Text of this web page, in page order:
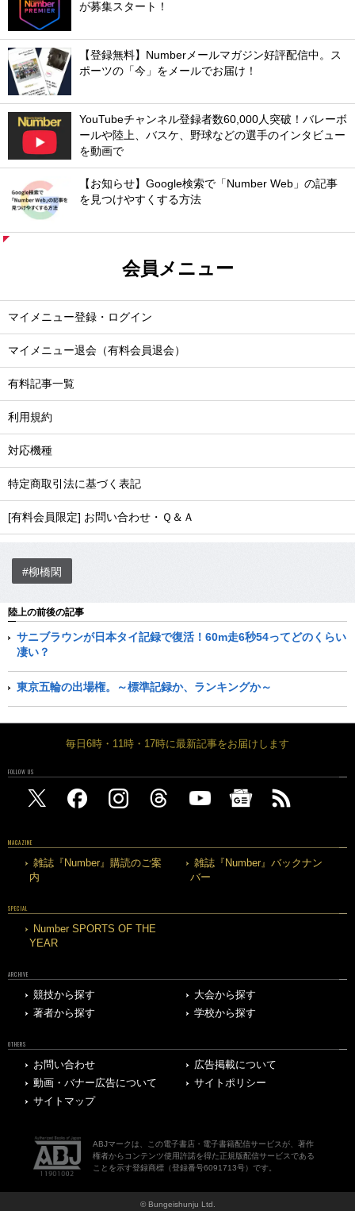
が募集スタート！
【登録無料】Numberメールマガジン好評配信中。ス
ポーツの「今」をメールでお届け！
YouTubeチャンネル登録者数60,000人突破！バレーボ
ールや陸上、バスケ、野球などの選手のインタビュー
を動画で
【お知らせ】Google検索で「Number Web」の記事
を見つけやすくする方法
会員メニュー
マイメニュー登録・ログイン
マイメニュー退会（有料会員退会）
有料記事一覧
利用規約
対応機種
特定商取引法に基づく表記
[有料会員限定] お問い合わせ・Ｑ＆Ａ
#柳橋閑
陸上の前後の記事
サニブラウンが日本タイ記録で復活！60m走6秒54ってどのくらい
凄い？
東京五輪の出場権。～標準記録か、ランキングか～
毎日6時・11時・17時に最新記事をお届けします
FOLLOW US
MAGAZINE
雑誌『Number』購読のご案
内
雑誌『Number』バックナン
バー
SPECIAL
Number SPORTS OF THE
YEAR
ARCHIVE
競技から探す
大会から探す
著者から探す
学校から探す
OTHERS
お問い合わせ
広告掲載について
動画・バナー広告について
サイトポリシー
サイトマップ
ABJマークは、この電子書店・電子書籍配信サービスが、著作
権者からコンテンツ使用許諾を得た正規版配信サービスである
ことを示す登録商標（登録番号6091713号）です。
© Bungeishunju Ltd.